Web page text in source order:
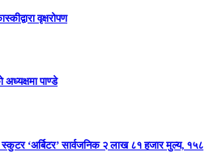
वृक्षरोपण
पाण्डे
स्कुटर ‘अर्बिटर’ सार्वजनिक २ लाख ८१ हजार मुल्य, १५८